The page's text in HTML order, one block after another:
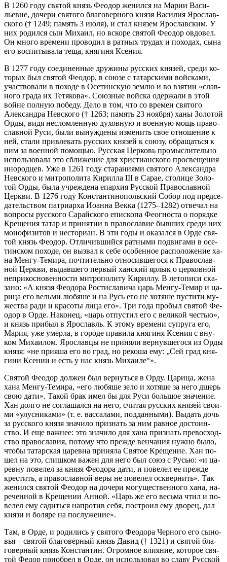
В 1260 го­ду свя­той князь Фе­о­дор же­нил­ся на Ма­рии Ва­си­
льевне, до­че­ри свя­то­го бла­го­вер­но­го кня­зя Ва­си­лия Яро­слав­
ско­го († 1249; па­мять 3 июля), и стал кня­зем Яро­слав­ским. У
них ро­дил­ся сын Ми­ха­ил, но вско­ре свя­той Фе­о­дор ов­до­вел.
Он мно­го вре­ме­ни про­во­дил в рат­ных тру­дах и по­хо­дах, сы­на
его вос­пи­ты­ва­ла те­ща, кня­ги­ня Ксе­ния.
В 1277 го­ду со­еди­нен­ные дру­жи­ны рус­ских кня­зей, сре­ди ко­
то­рых был свя­той Фе­о­дор, в со­ю­зе с та­тар­ски­ми вой­ска­ми,
участ­во­ва­ли в по­хо­де в Осе­тин­скую зем­лю и во взя­тии «слав­
но­го гра­да их Те­тя­ко­ва». Со­юз­ные вой­ска одер­жа­ли в этой
войне пол­ную по­бе­ду. Де­ло в том, что со вре­мен свя­то­го
Алек­сандра Нев­ско­го († 1263; па­мять 23 но­яб­ря) ха­ны Зо­ло­той
Ор­ды, ви­дя неслом­лен­ную ду­хов­ную и во­ен­ную мощь пра­во­
слав­ной Ру­си, бы­ли вы­нуж­де­ны из­ме­нить свое от­но­ше­ние к
ней, ста­ли при­вле­кать рус­ских кня­зей к со­ю­зу, об­ра­щать­ся к
ним за во­ен­ной по­мо­щью. Рус­ская Цер­ковь про­мыс­ли­тель­но
ис­поль­зо­ва­ла это сбли­же­ние для хри­сти­ан­ско­го про­све­ще­ния
ино­род­цев. Уже в 1261 го­ду ста­ра­ни­я­ми свя­то­го Алек­сандра
Нев­ско­го и мит­ро­по­ли­та Ки­рил­ла III в Са­рае, сто­ли­це Зо­ло­
той Ор­ды, бы­ла учре­жде­на епар­хия Рус­ской Пра­во­слав­ной
Церк­ви. В 1276 го­ду Кон­стан­ти­но­поль­ский Со­бор под пред­се­
да­тель­ством пат­ри­ар­ха Иоан­на Век­ка (1275–1282) от­ве­чал на
во­про­сы рус­ско­го Са­рай­ско­го епи­ско­па Фе­о­гно­ста о по­ряд­ке
Кре­ще­ния та­тар и при­ня­тии в пра­во­сла­вие быв­ших сре­ди них
мо­но­фи­зи­тов и несто­ри­ан. В эти го­ды и ока­зал­ся в Ор­де свя­
той князь Фе­о­дор. От­ли­чив­ший­ся рат­ны­ми по­дви­га­ми в осе­
тин­ском по­хо­де, он вы­звал к се­бе осо­бен­ное рас­по­ло­же­ние ха­
на Мен­гу-Те­ми­ра, по­чти­тель­но от­но­сив­ше­го­ся к Пра­во­слав­
ной Церк­ви, вы­дав­ше­го пер­вый хан­ский яр­лык о цер­ков­ной
непри­кос­но­вен­но­сти мит­ро­по­ли­ту Ки­рил­лу. В ле­то­пи­си ска­
за­но: «А кня­зя Фе­о­до­ра Ро­сти­сла­ви­ча царь Мен­гу-Те­мир и ца­
ри­ца его вель­ми лю­бя­ше и на Русь его не хо­тя­ше пу­сти­ти му­
же­ства ра­ди и кра­со­ты ли­ца его». Три го­да про­был свя­той Фе­
о­дор в Ор­де. На­ко­нец, «царь от­пу­стил его с ве­ли­кой че­стью»,
и князь при­был в Яро­славль. К это­му вре­ме­ни су­пру­га его,
Ма­рия, уже умер­ла, в го­ро­де пра­ви­ла кня­ги­ня Ксе­ния с вну­
ком Ми­ха­и­лом. Яро­слав­цы не при­ня­ли вер­нув­ше­го­ся из Ор­ды
кня­зя: «не при­я­ша его во град, но ре­ко­ша ему: „Сей град кня­
ги­ни Ксе­нии и есть у нас князь Ми­ха­и­ле“».
Свя­той Фе­о­дор дол­жен был вер­нуть­ся в Ор­ду. Ца­ри­ца, же­на
ха­на Мен­гу-Те­ми­ра, «его лю­бя­ше зе­ло и хо­тя­ше за него дщерь
свою да­ти». Та­кой брак имел бы для Ру­си боль­шое зна­че­ние.
Хан дол­го не со­гла­шал­ся на него, счи­тая рус­ских кня­зей сво­и­
ми «улу­сни­ка­ми» (т. е. вас­са­ла­ми, под­дан­ны­ми). Вы­дать дочь
за рус­ско­го кня­зя зна­чи­ло при­знать за ним рав­ное до­сто­ин­
ство. И еще важ­нее: это зна­чи­ло для ха­на при­знать пре­вос­ход­
ство пра­во­сла­вия, по­то­му что преж­де вен­ча­ния нуж­но бы­ло,
чтобы та­тар­ская ца­рев­на при­ня­ла Свя­тое Кре­ще­ние. Хан по­
шел на это, слиш­ком ва­жен для него был со­юз с Русью: «и ца­
рев­ну по­ве­лел за кня­зя Фе­о­до­ра да­ти, и по­ве­лел ее преж­де
кре­стить, а пра­во­слав­ной ве­ры не по­ве­лел осквер­нить». Так
же­нил­ся свя­той Фе­о­дор на до­че­ри мо­гу­ще­ствен­но­го ха­на, на­
ре­чен­ной в Кре­ще­нии Ан­ной. «Царь же его весь­ма чтил и по­
ве­лел ему са­дить­ся на­про­тив се­бя, по­стро­ил ему дво­рец, дал
кня­зи и бо­ля­ре на по­слу­же­ние».
Там, в Ор­де, и ро­ди­лись у свя­то­го Фе­о­до­ра Чер­но­го его сы­но­
вья – свя­той бла­го­вер­ный князь Да­вид († 1321) и свя­той бла­
го­вер­ный князь Кон­стан­тин. Огром­ное вли­я­ние, ко­то­рое свя­
той Фе­дор при­об­рел в Ор­де, он ис­поль­зо­вал во сла­ву Рус­ской